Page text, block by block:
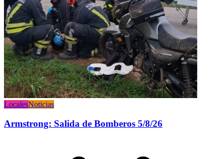
LocalesNoticias
Armstrong: Salida de Bomberos 5/8/26